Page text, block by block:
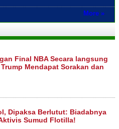
More »
Final NBA Secara langsung
Mendapat Sorakan dan
Dipaksa Berlutut: Biadabnya
Sumud Flotilla!